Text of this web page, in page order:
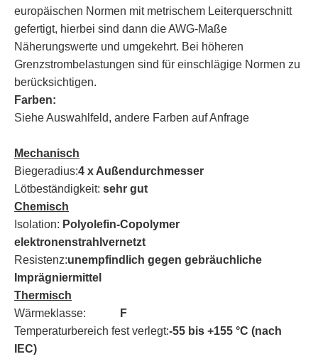
europäischen Normen mit metrischem Leiterquerschnitt
gefertigt, hierbei sind dann die AWG-Maße
Näherungswerte und umgekehrt. Bei höheren
Grenzstrombelastungen sind für einschlägige Normen zu
berücksichtigen.
Farben:
Siehe Auswahlfeld, andere Farben auf Anfrage
Mechanisch
Biegeradius:4 x Außendurchmesser
Lötbeständigkeit: sehr gut
Chemisch
Isolation: Polyolefin-Copolymer
elektronenstrahlvernetzt
Resistenz:unempfindlich gegen gebräuchliche
Imprägniermittel
Thermisch
Wärmeklasse:
F
Temperaturbereich fest verlegt:-55 bis +155 °C (nach
IEC)